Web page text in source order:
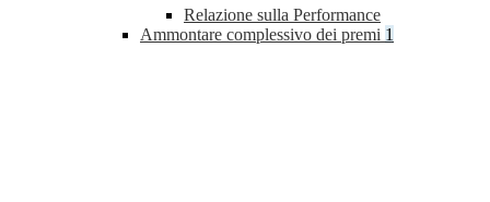
Relazione sulla Performance
Ammontare complessivo dei premi 1